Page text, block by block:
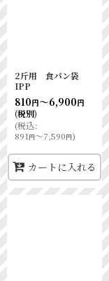
2斤用 食パン袋
IPP
810円～6,900円
(税別)
(税込:
891円～7,590円)
カートに入れる